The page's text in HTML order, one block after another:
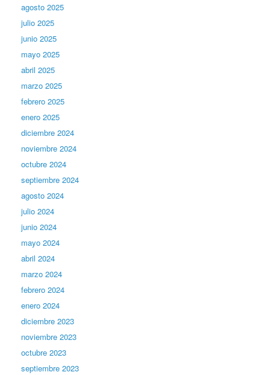
agosto 2025
julio 2025
junio 2025
mayo 2025
abril 2025
marzo 2025
febrero 2025
enero 2025
diciembre 2024
noviembre 2024
octubre 2024
septiembre 2024
agosto 2024
julio 2024
junio 2024
mayo 2024
abril 2024
marzo 2024
febrero 2024
enero 2024
diciembre 2023
noviembre 2023
octubre 2023
septiembre 2023